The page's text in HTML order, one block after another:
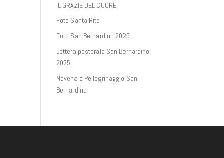
IL GRAZIE DEL CUORE
Foto Santa Rita
Foto San Bernardino 2025
Lettera pastorale San Bernardino
2025
Novena e Pellegrinaggio San
Bernardino